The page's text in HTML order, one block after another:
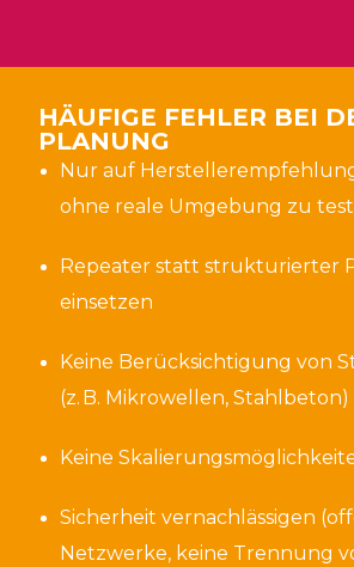
HÄUFIGE FEHLER BEI
PLANUNG
Nur auf
ohne reale Umgebung zu
Repeater statt strukturierter
einsetzen
Keine Berücksichtigung von
(z. B. Mikrowellen, Stahlbeton)
Keine
Sicherheit vernachlässigen
Netzwerke, keine Trennung